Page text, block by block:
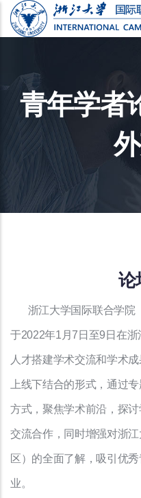
跳
转
主
青年学者
论
浙江大学国际联合学院
于2022年1月7日至9日在
人才搭建学术交流和学术
上线下结合的形式，通过
方式，聚焦学术前沿，探
交流合作，同时增强对浙
区）的全面了解，吸引优
业。